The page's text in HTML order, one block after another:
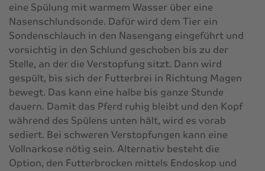
eine Spülung mit warmem Wasser über eine
Nasenschlundsonde. Dafür wird dem Tier ein
Sondenschlauch in den Nasengang eingeführt und
vorsichtig in den Schlund geschoben bis zu der
Stelle, an der die Verstopfung sitzt. Dann wird
gespült, bis sich der Futterbrei in Richtung Magen
bewegt. Das kann eine halbe bis ganze Stunde
dauern. Damit das Pferd ruhig bleibt und den Kopf
während des Spülens unten hält, wird es vorab
sediert. Bei schweren Verstopfungen kann eine
Vollnarkose nötig sein. Alternativ besteht die
Option, den Futterbrocken mittels Endoskop und